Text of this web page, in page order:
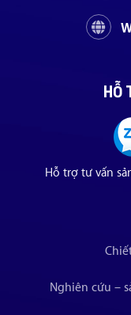
HỖ
Hỗ trợ tư vấn
Nghiên cứu –